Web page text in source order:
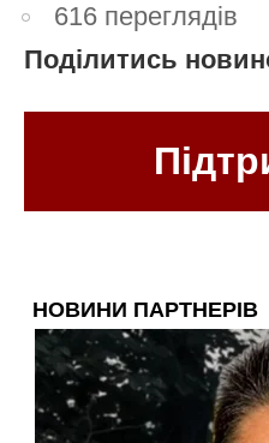
616 переглядів
Поділитись